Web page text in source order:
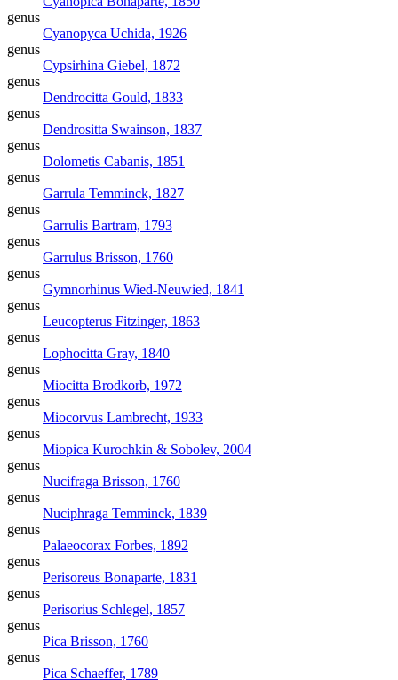
genus
Cyanopyca Uchida, 1926
genus
Cypsirhina Giebel, 1872
genus
Dendrocitta Gould, 1833
genus
Dendrositta Swainson, 1837
genus
Dolometis Cabanis, 1851
genus
Garrula Temminck, 1827
genus
Garrulis Bartram, 1793
genus
Garrulus Brisson, 1760
genus
Gymnorhinus Wied-Neuwied, 1841
genus
Leucopterus Fitzinger, 1863
genus
Lophocitta Gray, 1840
genus
Miocitta Brodkorb, 1972
genus
Miocorvus Lambrecht, 1933
genus
Miopica Kurochkin & Sobolev, 2004
genus
Nucifraga Brisson, 1760
genus
Nuciphraga Temminck, 1839
genus
Palaeocorax Forbes, 1892
genus
Perisoreus Bonaparte, 1831
genus
Perisorius Schlegel, 1857
genus
Pica Brisson, 1760
genus
Pica Schaeffer, 1789